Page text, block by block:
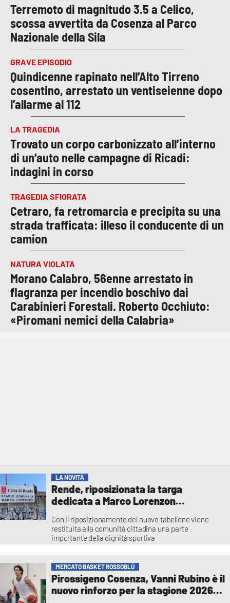
LA NOVITÀ
Rende, riposizionata la targa
dedicata a Marco Lorenzon
Con il riposizionamento del nuovo tabellone viene
restituita alla comunità cittadina una parte
importante della dignità sportiva
MERCATO BASKET ROSSOBLÙ
Pirossigeno Cosenza, Vanni Rubino è il
nuovo rinforzo per la stagione 2026-
Terremoto di magnitudo 3.5 a Celico,
scossa avvertita da Cosenza al Parco
Nazionale della Sila
GRAVE EPISODIO
Quindicenne rapinato nell’Alto Tirreno
cosentino, arrestato un ventiseienne dopo
l’allarme al 112
LA TRAGEDIA
Trovato un corpo carbonizzato all’interno
di un’auto nelle campagne di Ricadi:
indagini in corso
TRAGEDIA SFIORATA
Cetraro, fa retromarcia e precipita su una
strada trafficata: illeso il conducente di un
camion
NATURA VIOLATA
Morano Calabro, 56enne arrestato in
flagranza per incendio boschivo dai
Carabinieri Forestali. Roberto Occhiuto:
«Piromani nemici della Calabria»